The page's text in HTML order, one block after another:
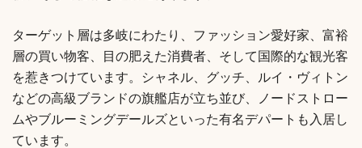
ターゲット層は多岐にわたり、ファッション愛好家、富裕
層の買い物客、目の肥えた消費者、そして国際的な観光客
を惹きつけています。シャネル、グッチ、ルイ・ヴィトン
などの高級ブランドの旗艦店が立ち並び、ノードストロー
ムやブルーミングデールズといった有名デパートも入居し